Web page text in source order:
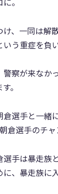
、一同は解
う重症を負
警察が来なか
。
倉選手と一緒
倉選手のチャ
選手は暴走族
、暴走族に